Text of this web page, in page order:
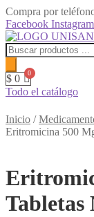
Compra por
Facebook Instagram
Búsqueda
de
productos
$ 0
Todo el catálogo
Inicio /
Eritromicina 500
Tabletas